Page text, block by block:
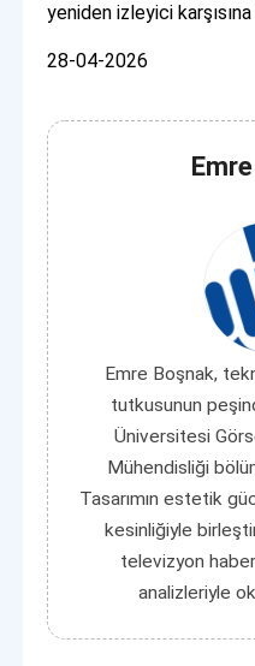
yeniden izleyici karşısına
28-04-2026
Emre Boşnak,
tutkusunun
Üniversitesi
Mühendisliği
Tasarımın estetik
kesinliğiyle
televizyon
analizleriyle